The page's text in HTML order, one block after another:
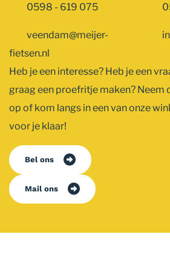
0598 - 619 075
veendam@meijer-
fietsen.nl
Heb je een interesse? Heb je een
graag een proefritje maken? Neem
op of kom langs in een van onze
voor je klaar!
Bel ons
Mail ons